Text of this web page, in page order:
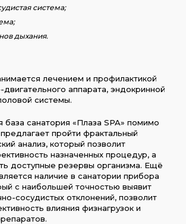
система;
дыхания.
лечением и профилактикой
аппарата, эндокринной
системы.
база санатория «Плаза SPA» помимо
пройти фрактальный
анализ, который позволит
назначенных процедур, а
доступные резервы организма. Ещё
наличие в санатории прибора
с наибольшей точностью выявит
сосудистых отклонений, позволит
влияния физнагрузок и